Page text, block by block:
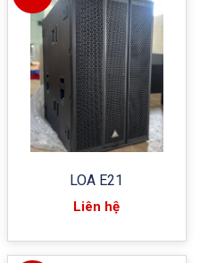
LOA E21
Liên hệ